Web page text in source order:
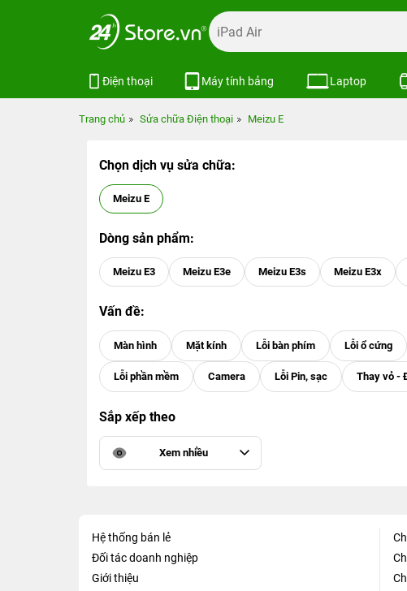
Điện thoại Máy tính bảng Laptop
Trang chủ Sửa chữa Điện thoại Meizu E
Chọn dịch vụ sửa chữa:
Meizu E
Dòng sản phẩm:
Meizu E3 Meizu E3e Meizu E3s Meizu E3x
Vấn đề:
Sắp xếp theo
Xem nhiều
Hệ thống bán lẻ
Đối tác doanh nghiệp
Giới thiệu